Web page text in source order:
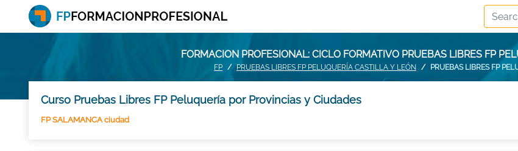
FORMACION PROFESIONAL: CICLO FORMATIVO PRUEBAS LIBRES FP
FP PRUEBAS LIBRES FP PELUQUERÍA CASTILLA Y LEÓN PRUEBAS LIBRES FP
Curso Pruebas Libres FP Peluquería por Provincias y Ciudades
FP SALAMANCA ciudad